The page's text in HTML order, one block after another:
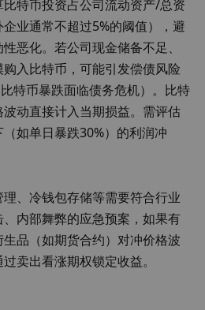
特币投资占公司流动资产/总资
业通常不超过5%的阈值），避
恶化。若公司现金储备不足、
入比特币，可能引发偿债风险
特币暴跌面临债务危机）。比特
动直接计入当期损益。需评估
如单日暴跌30%）的利润冲
、冷钱包存储等需要符合行业
内部舞弊的应急预案，如果有
品（如期货合约）对冲价格波
卖出看涨期权锁定收益。